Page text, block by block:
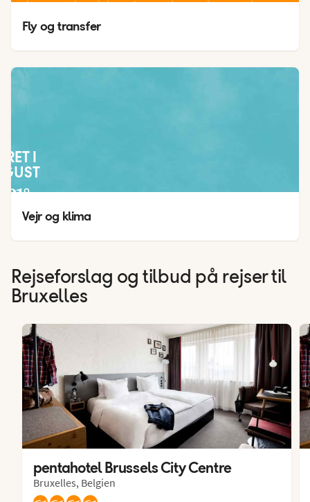
Fly og transfer
I
21°
14°
Vejr og klima
Rejseforslag og tilbud på rejser til
Bruxelles
pentahotel Brussels City Centre
Bruxelles, Belgien